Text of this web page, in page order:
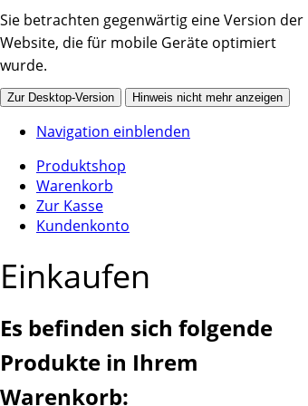
Sie betrachten gegenwärtig eine Version der
Website, die für mobile Geräte optimiert
wurde.
Zur Desktop-Version Hinweis nicht mehr anzeigen
Navigation einblenden
Produktshop
Warenkorb
Zur Kasse
Kundenkonto
Einkaufen
Es befinden sich folgende
Produkte in Ihrem
Warenkorb: